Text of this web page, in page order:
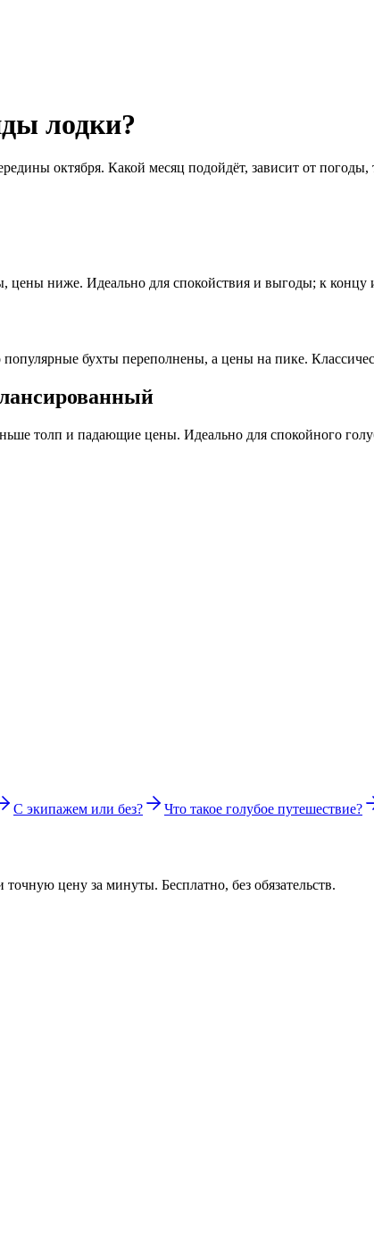
лодки?
октября. Какой месяц подойдёт, зависит от
цены ниже. Идеально для спокойствия и выгоды; к
бухты переполнены, а цены на пике.
толп и падающие цены. Идеально для спокойного
С экипажем или без? Что такое голубое путешествие?
цену за минуты. Бесплатно, без обязательств.